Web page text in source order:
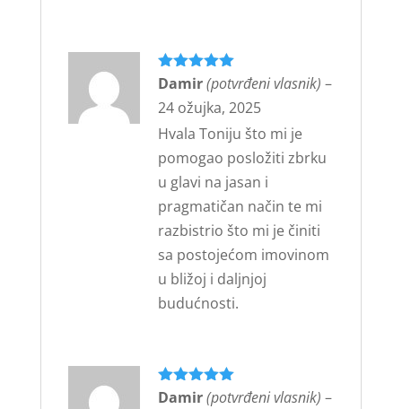
Ocijenjeno5
Damir(potvrđeni vlasnik) –
24 ožujka, 2025
Hvala Toniju što mi je
pomogao posložiti zbrku
u glavi na jasan i
pragmatičan način te mi
razbistrio što mi je činiti
sa postojećom imovinom
u bližoj i daljnjoj
budućnosti.
Ocijenjeno5
Damir(potvrđeni vlasnik) –